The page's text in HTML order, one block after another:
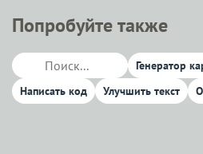
Попробуйте также
Генератор
Написать код
Улучшить текст